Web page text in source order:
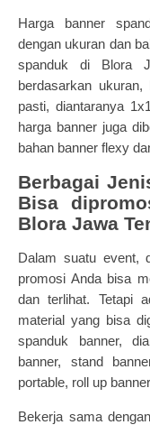
Harga banner
dengan ukuran dan
spanduk di Blora
berdasarkan
pasti, diantaranya
harga banner juga
bahan banner flexy
Berbagai
Bisa
Blora Jawa
Dalam suatu event,
promosi Anda bisa
dan terlihat. Tetapi
material yang bisa
spanduk banner,
banner, stand
portable, roll up
Bekerja sama